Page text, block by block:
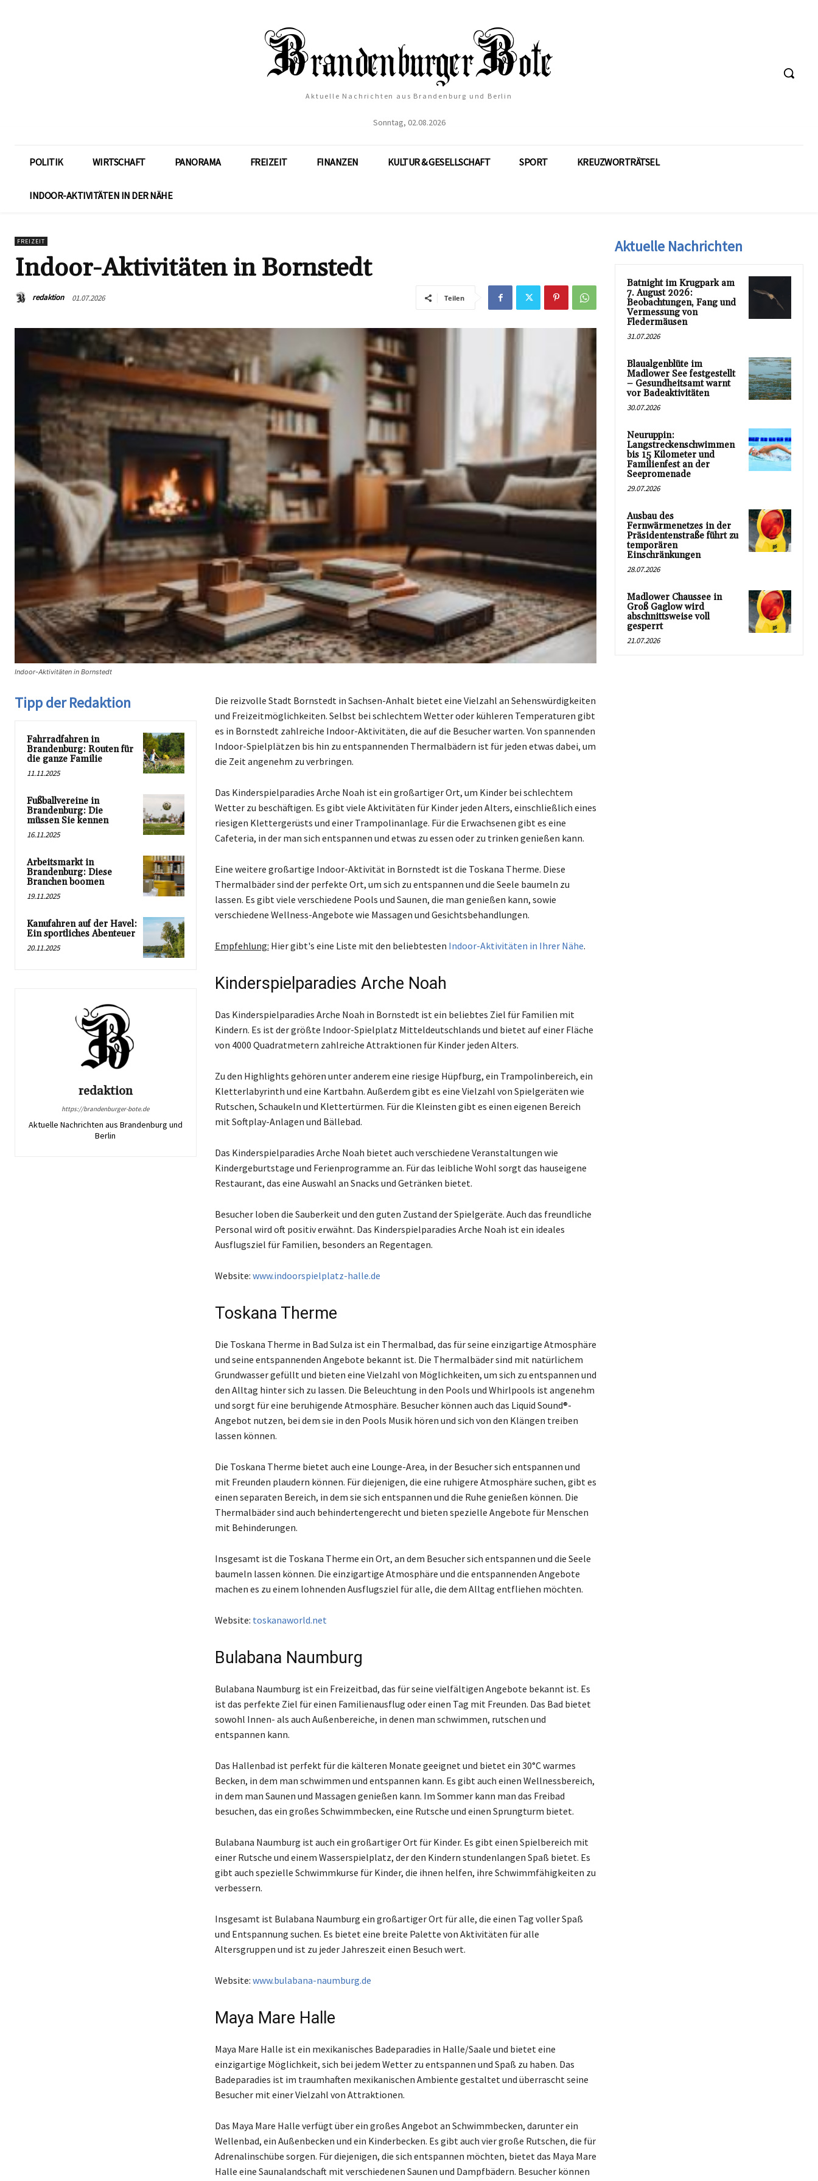
Aktuelle Nachrichten aus Brandenburg und Berlin
Sonntag, 02.08.2026
POLITIK WIRTSCHAFT PANORAMA FREIZEIT FINANZEN KULTUR & GESELLSCHAFT SPORT KREUZWORTRÄTSEL
INDOOR-AKTIVITÄTEN IN DER NÄHE
FREIZEIT
Indoor-Aktivitäten in Bornstedt
redaktion 01.07.2026 Teilen
Indoor-Aktivitäten in Bornstedt
Tipp der Redaktion
Fahrradfahren in
Brandenburg: Routen für
die ganze Familie
11.11.2025
Fußballvereine in
Brandenburg: Die
müssen Sie kennen
16.11.2025
Arbeitsmarkt in
Brandenburg: Diese
Branchen boomen
19.11.2025
Kanufahren auf der Havel:
Ein sportliches Abenteuer
20.11.2025
redaktion
https://brandenburger-bote.de
Aktuelle Nachrichten aus Brandenburg und
Berlin
Die reizvolle Stadt Bornstedt in Sachsen-Anhalt bietet eine Vielzahl an Sehenswürdigkeiten
und Freizeitmöglichkeiten. Selbst bei schlechtem Wetter oder kühleren Temperaturen gibt
es in Bornstedt zahlreiche Indoor-Aktivitäten, die auf die Besucher warten. Von spannenden
Indoor-Spielplätzen bis hin zu entspannenden Thermalbädern ist für jeden etwas dabei, um
die Zeit angenehm zu verbringen.
Das Kinderspielparadies Arche Noah ist ein großartiger Ort, um Kinder bei schlechtem
Wetter zu beschäftigen. Es gibt viele Aktivitäten für Kinder jeden Alters, einschließlich eines
riesigen Klettergerüsts und einer Trampolinanlage. Für die Erwachsenen gibt es eine
Cafeteria, in der man sich entspannen und etwas zu essen oder zu trinken genießen kann.
Eine weitere großartige Indoor-Aktivität in Bornstedt ist die Toskana Therme. Diese
Thermalbäder sind der perfekte Ort, um sich zu entspannen und die Seele baumeln zu
lassen. Es gibt viele verschiedene Pools und Saunen, die man genießen kann, sowie
verschiedene Wellness-Angebote wie Massagen und Gesichtsbehandlungen.
Empfehlung: Hier gibt's eine Liste mit den beliebtesten Indoor-Aktivitäten in Ihrer Nähe.
Kinderspielparadies Arche Noah
Das Kinderspielparadies Arche Noah in Bornstedt ist ein beliebtes Ziel für Familien mit
Kindern. Es ist der größte Indoor-Spielplatz Mitteldeutschlands und bietet auf einer Fläche
von 4000 Quadratmetern zahlreiche Attraktionen für Kinder jeden Alters.
Zu den Highlights gehören unter anderem eine riesige Hüpfburg, ein Trampolinbereich, ein
Kletterlabyrinth und eine Kartbahn. Außerdem gibt es eine Vielzahl von Spielgeräten wie
Rutschen, Schaukeln und Klettertürmen. Für die Kleinsten gibt es einen eigenen Bereich
mit Softplay-Anlagen und Bällebad.
Das Kinderspielparadies Arche Noah bietet auch verschiedene Veranstaltungen wie
Kindergeburtstage und Ferienprogramme an. Für das leibliche Wohl sorgt das hauseigene
Restaurant, das eine Auswahl an Snacks und Getränken bietet.
Besucher loben die Sauberkeit und den guten Zustand der Spielgeräte. Auch das freundliche
Personal wird oft positiv erwähnt. Das Kinderspielparadies Arche Noah ist ein ideales
Ausflugsziel für Familien, besonders an Regentagen.
Website: www.indoorspielplatz-halle.de
Toskana Therme
Die Toskana Therme in Bad Sulza ist ein Thermalbad, das für seine einzigartige Atmosphäre
und seine entspannenden Angebote bekannt ist. Die Thermalbäder sind mit natürlichem
Grundwasser gefüllt und bieten eine Vielzahl von Möglichkeiten, um sich zu entspannen und
den Alltag hinter sich zu lassen. Die Beleuchtung in den Pools und Whirlpools ist angenehm
und sorgt für eine beruhigende Atmosphäre. Besucher können auch das Liquid Sound®-
Angebot nutzen, bei dem sie in den Pools Musik hören und sich von den Klängen treiben
lassen können.
Die Toskana Therme bietet auch eine Lounge-Area, in der Besucher sich entspannen und
mit Freunden plaudern können. Für diejenigen, die eine ruhigere Atmosphäre suchen, gibt es
einen separaten Bereich, in dem sie sich entspannen und die Ruhe genießen können. Die
Thermalbäder sind auch behindertengerecht und bieten spezielle Angebote für Menschen
mit Behinderungen.
Insgesamt ist die Toskana Therme ein Ort, an dem Besucher sich entspannen und die Seele
baumeln lassen können. Die einzigartige Atmosphäre und die entspannenden Angebote
machen es zu einem lohnenden Ausflugsziel für alle, die dem Alltag entfliehen möchten.
Website: toskanaworld.net
Bulabana Naumburg
Bulabana Naumburg ist ein Freizeitbad, das für seine vielfältigen Angebote bekannt ist. Es
ist das perfekte Ziel für einen Familienausflug oder einen Tag mit Freunden. Das Bad bietet
sowohl Innen- als auch Außenbereiche, in denen man schwimmen, rutschen und
entspannen kann.
Das Hallenbad ist perfekt für die kälteren Monate geeignet und bietet ein 30°C warmes
Becken, in dem man schwimmen und entspannen kann. Es gibt auch einen Wellnessbereich,
in dem man Saunen und Massagen genießen kann. Im Sommer kann man das Freibad
besuchen, das ein großes Schwimmbecken, eine Rutsche und einen Sprungturm bietet.
Bulabana Naumburg ist auch ein großartiger Ort für Kinder. Es gibt einen Spielbereich mit
einer Rutsche und einem Wasserspielplatz, der den Kindern stundenlangen Spaß bietet. Es
gibt auch spezielle Schwimmkurse für Kinder, die ihnen helfen, ihre Schwimmfähigkeiten zu
verbessern.
Insgesamt ist Bulabana Naumburg ein großartiger Ort für alle, die einen Tag voller Spaß
und Entspannung suchen. Es bietet eine breite Palette von Aktivitäten für alle
Altersgruppen und ist zu jeder Jahreszeit einen Besuch wert.
Website: www.bulabana-naumburg.de
Maya Mare Halle
Maya Mare Halle ist ein mexikanisches Badeparadies in Halle/Saale und bietet eine
einzigartige Möglichkeit, sich bei jedem Wetter zu entspannen und Spaß zu haben. Das
Badeparadies ist im traumhaften mexikanischen Ambiente gestaltet und überrascht seine
Besucher mit einer Vielzahl von Attraktionen.
Das Maya Mare Halle verfügt über ein großes Angebot an Schwimmbecken, darunter ein
Wellenbad, ein Außenbecken und ein Kinderbecken. Es gibt auch vier große Rutschen, die für
Adrenalinschübe sorgen. Für diejenigen, die sich entspannen möchten, bietet das Maya Mare
Halle eine Saunalandschaft mit verschiedenen Saunen und Dampfbädern. Besucher können
Aktuelle Nachrichten
Batnight im Krugpark am
7. August 2026:
Beobachtungen, Fang und
Vermessung von
Fledermäusen
31.07.2026
Blaualgenblüte im
Madlower See festgestellt
– Gesundheitsamt warnt
vor Badeaktivitäten
30.07.2026
Neuruppin:
Langstreckenschwimmen
bis 15 Kilometer und
Familienfest an der
Seepromenade
29.07.2026
Ausbau des
Fernwärmenetzes in der
Präsidentenstraße führt zu
temporären
Einschränkungen
28.07.2026
Madlower Chaussee in
Groß Gaglow wird
abschnittsweise voll
gesperrt
21.07.2026